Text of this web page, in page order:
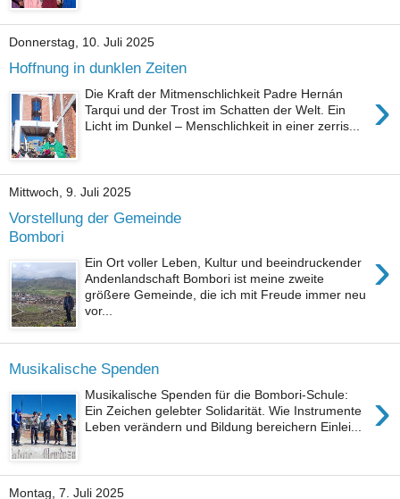
Donnerstag, 10. Juli 2025
Hoffnung in dunklen Zeiten
›
Die Kraft der Mitmenschlichkeit Padre Hernán
Tarqui und der Trost im Schatten der Welt. Ein
Licht im Dunkel – Menschlichkeit in einer zerris...
Mittwoch, 9. Juli 2025
Vorstellung der Gemeinde
Bombori
›
Ein Ort voller Leben, Kultur und beeindruckender
Andenlandschaft Bombori ist meine zweite
größere Gemeinde, die ich mit Freude immer neu
vor...
Musikalische Spenden
›
Musikalische Spenden für die Bombori-Schule:
Ein Zeichen gelebter Solidarität. Wie Instrumente
Leben verändern und Bildung bereichern Einlei...
Montag, 7. Juli 2025